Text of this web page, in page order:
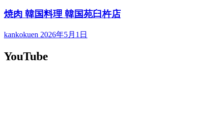
焼肉 韓国料理 韓国苑臼杵店
kankokuen 2026年5月1日
YouTube